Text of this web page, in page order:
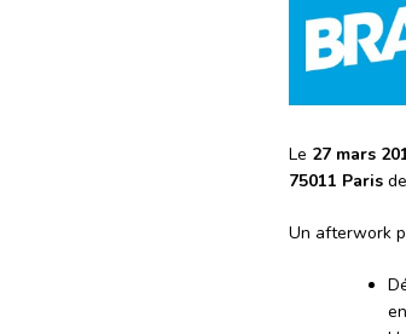
Le 27 mars
75011 Paris de
Un afterwork